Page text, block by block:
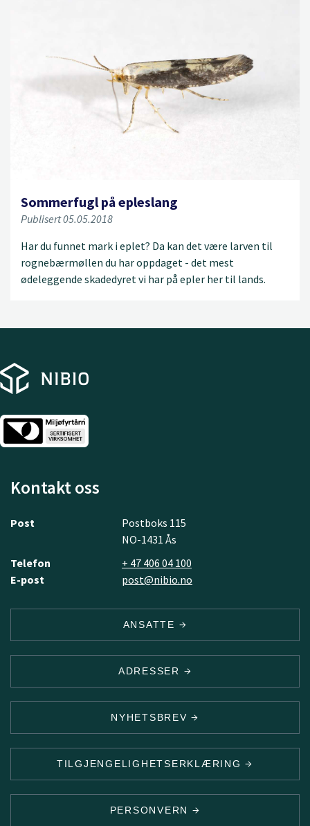
Sommerfugl på epleslang
Publisert 05.05.2018
Har du funnet mark i eplet? Da kan det være larven til
rognebærmøllen du har oppdaget - det mest
ødeleggende skadedyret vi har på epler her til lands.
Kontakt oss
Post
Postboks 115
NO-1431 Ås
Telefon
+ 47 406 04 100
E-post
post@nibio.no
ANSATTE
ADRESSER
NYHETSBREV
TILGJENGELIGHETSERKLÆRING
PERSONVERN